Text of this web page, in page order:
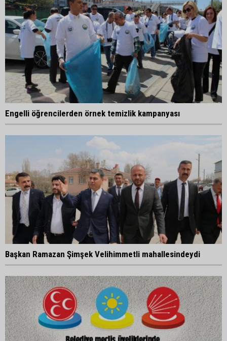
Engelli öğrencilerden örnek temizlik kampanyası
Başkan Ramazan Şimşek Velihimmetli mahallesindeydi